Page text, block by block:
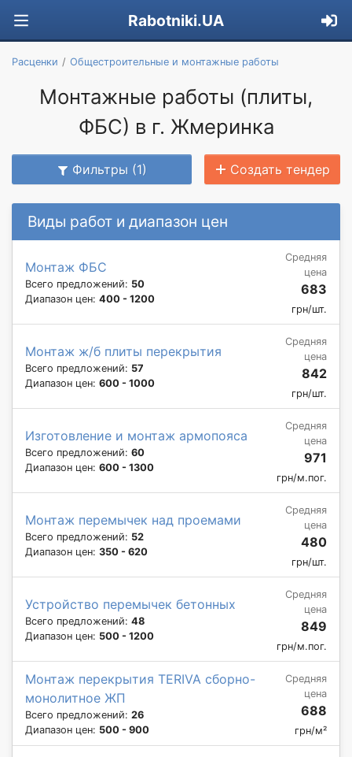
Rabotniki.UA
Расценки Общестроительные и монтажные работы
Монтажные работы (плиты,
ФБС) в г. Жмеринка
Фильтры (1) Создать тендер
Виды работ и диапазон цен
Монтаж ФБС
Всего предложений: 50
Диапазон цен: 400 - 1200
Средняя
цена
683
грн/шт.
Монтаж ж/б плиты перекрытия
Всего предложений: 57
Диапазон цен: 600 - 1000
Средняя
цена
842
грн/шт.
Изготовление и монтаж армопояса
Всего предложений: 60
Диапазон цен: 600 - 1300
Средняя
цена
971
грн/м.пог.
Монтаж перемычек над проемами
Всего предложений: 52
Диапазон цен: 350 - 620
Средняя
цена
480
грн/шт.
Устройство перемычек бетонных
Всего предложений: 48
Диапазон цен: 500 - 1200
Средняя
цена
849
грн/м.пог.
Монтаж перекрытия TERIVA сборно-
монолитное ЖП
Всего предложений: 26
Диапазон цен: 500 - 900
Средняя
цена
688
грн/м²